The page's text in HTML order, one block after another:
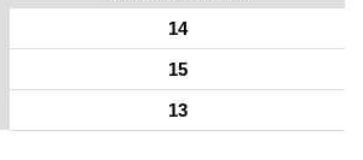
14
15
13